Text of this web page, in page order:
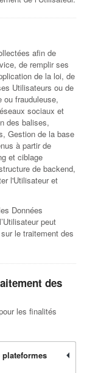
afin de
de remplir ses
de la loi, de
Utilisateurs ou de
frauduleuse,
sociaux et
des balises,
Gestion de la base
à partir de
et ciblage
de backend,
l'Utilisateur et
Données
peut
le traitement des
des
les finalités